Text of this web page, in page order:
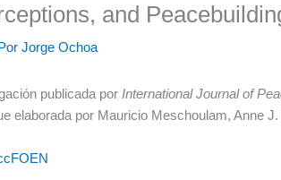
and
Jorge Ochoa
publicada por International Journal of
elaborada por Mauricio Meschoulam, Anne